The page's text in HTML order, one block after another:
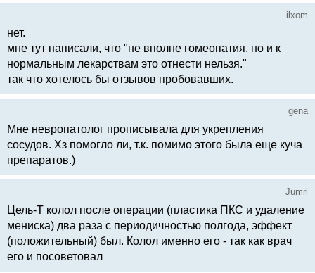
ilxom
нет.
мне тут написали, что "не вполне гомеопатия, но и к
нормальным лекарствам это отнести нельзя."
так что хотелось бы отзывов пробовавших.
gena
Мне невропатолог прописывала для укрепления
сосудов. Хз помогло ли, т.к. помимо этого была еще куча
препаратов.)
Jumri
Цель-Т колол после операции (пластика ПКС и удаление
мениска) два раза с периодичностью полгода, эффект
(положительный) был. Колол именно его - так как врач
его и посоветовал